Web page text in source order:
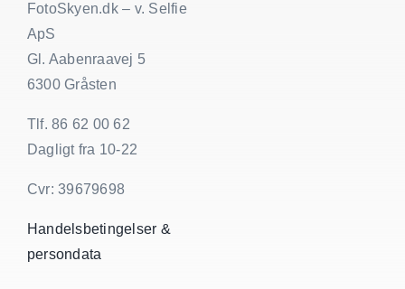
FotoSkyen.dk – v. Selfie
ApS
Gl. Aabenraavej 5
6300 Gråsten
Tlf. 86 62 00 62
Dagligt fra 10-22
Cvr: 39679698
Handelsbetingelser &
persondata